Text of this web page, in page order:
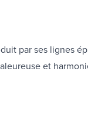
par ses lignes
et